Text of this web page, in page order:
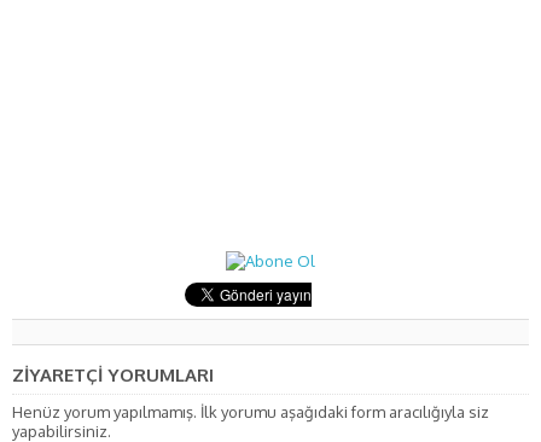
ZİYARETÇİ YORUMLARI
Henüz yorum yapılmamış. İlk yorumu aşağıdaki form aracılığıyla siz
yapabilirsiniz.